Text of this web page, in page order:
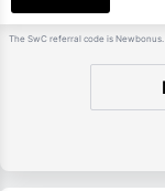
The SwC referral code is